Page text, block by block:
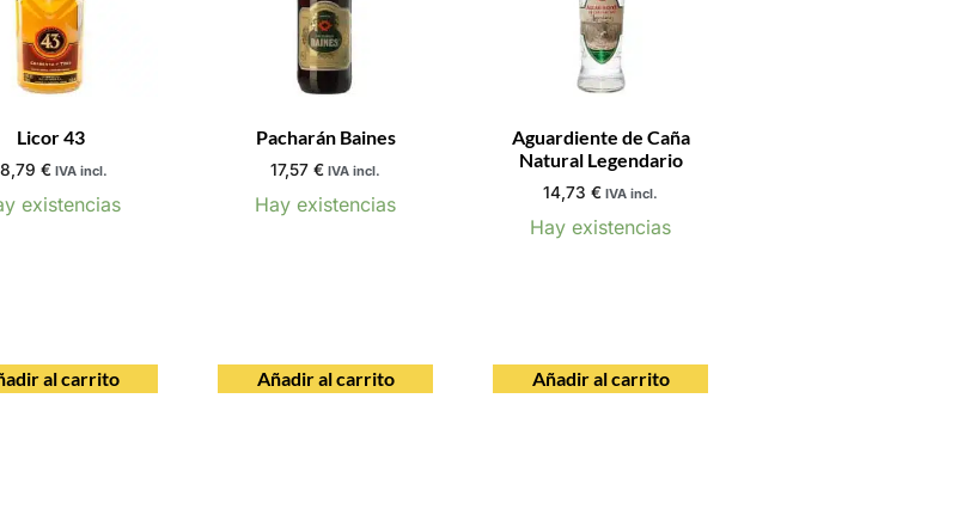
Licor 43
€ IVA incl.
existencias
al carrito
Pacharán Baines
17,57 € IVA incl.
Hay existencias
Añadir al carrito
Aguardiente de Caña
Natural Legendario
14,73 € IVA incl.
Hay existencias
Añadir al carrito